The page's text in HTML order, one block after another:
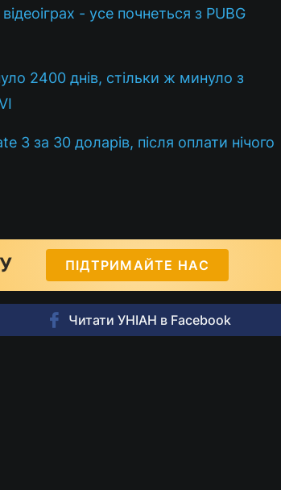
- усе почнеться з PUBG
2400 днів, стільки ж минуло з
3 за 30 доларів, після оплати нічого
ПІДТРИМАЙТЕ НАС
Читати УНІАН в Facebook